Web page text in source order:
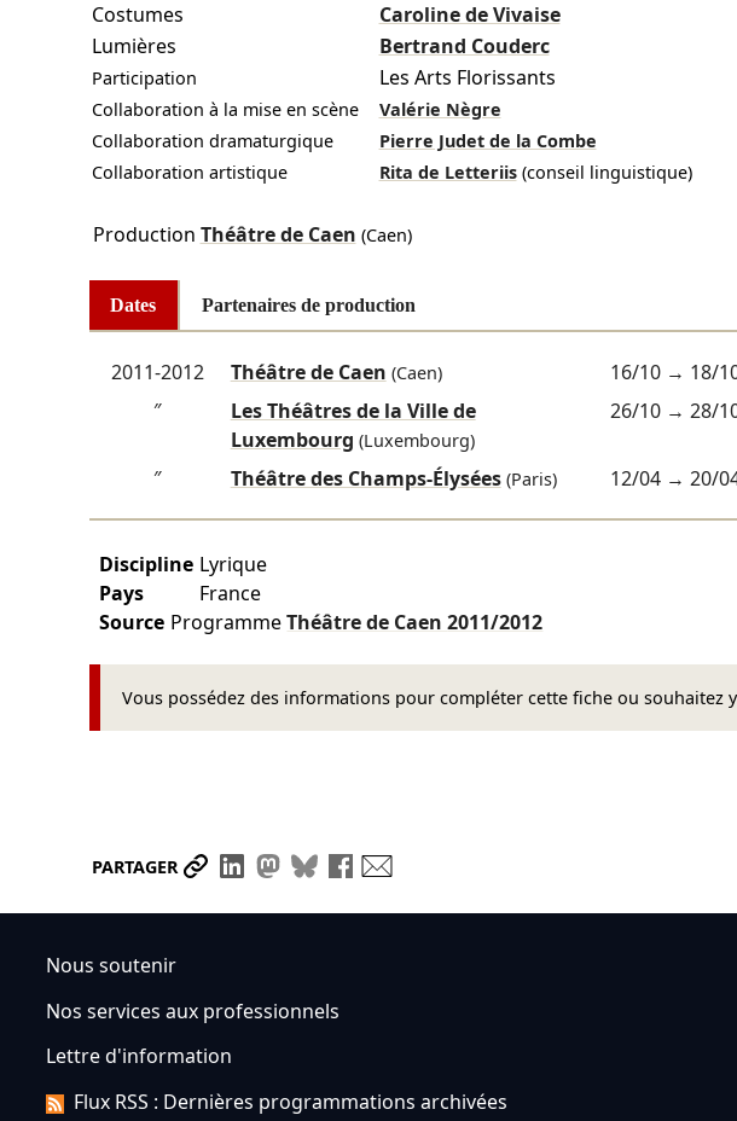
Costumes
Caroline de Vivaise
Lumières
Bertrand Couderc
Participation Les Arts Florissants
Collaboration à la mise en scène
Valérie Nègre
Collaboration dramaturgique
Pierre Judet de la Combe
Collaboration artistique
Rita de Letteriis (conseil linguistique)
Production Théâtre de Caen (Caen)
Dates Partenaires de production
2011-2012 Théâtre de Caen (Caen) 16/10→ 18/
″
Les Théâtres de la Ville de
Luxembourg (Luxembourg)
26/10→ 28/
″
Théâtre des Champs-Élysées(Paris) 12/04→ 20/
Discipline Lyrique
Pays
France
Source ProgrammeThéâtre de Caen2011/2012
Vous possédez des informations pour compléter cette fiche ou souhaitez
PARTAGER Partager le lien
Partager sur LinkedIn
Partager sur Mastodon
Partager sur Bluesky
Partager sur Facebook
Nous soutenir
Nos services aux professionnels
Lettre d'information
Flux RSS : Dernières programmations archivées